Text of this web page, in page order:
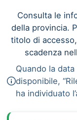
Consulta le
della provincia.
titolo di
scadenza
Quando la
disponibile,
ha individuato